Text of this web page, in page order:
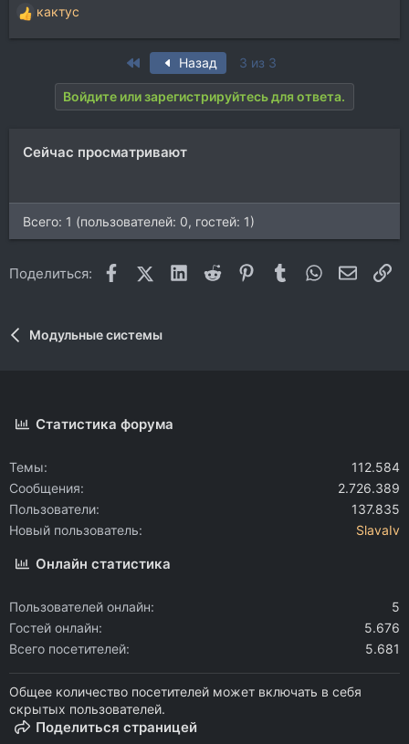
Р
е
кактус
First Назад 3 из 3
Войдите или зарегистрируйтесь для ответа.
Сейчас просматривают
Всего: 1 (пользователей: 0, гостей: 1)
Поделиться: FacebookX (Twitter)
LinkedIn
Reddit Pinterest
Tumblr WhatsApp
Модульные системы
Статистика форума
Темы
112.584
Сообщения
2.726.389
Пользователи
137.835
Новый пользователь
SlavaIv
Онлайн статистика
Пользователей онлайн
5
Гостей онлайн
5.676
Всего посетителей
5.681
Общее количество посетителей может включать в себя
скрытых пользователей.
Поделиться страницей